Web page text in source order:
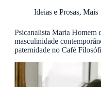
Ideias e Prosas, Mais
Psicanalista Maria Homem
masculinidade
paternidade no Café